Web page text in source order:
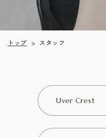
トップ > スタッフ
Uver Crest